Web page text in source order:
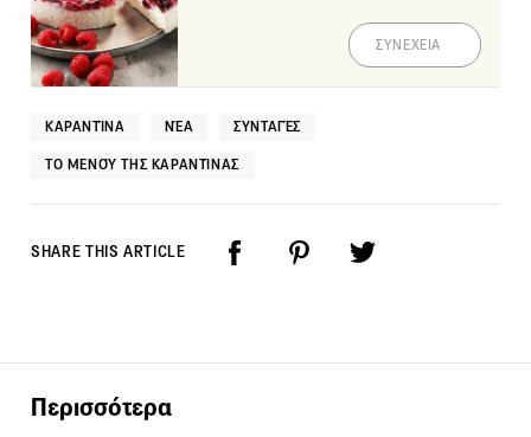
ΣΥΝΕΧΕΙΑ
ΚΑΡΑΝΤΊΝΑ ΝΈΑ ΣΥΝΤΑΓΈΣ
ΤΟ ΜΕΝΟΎ ΤΗΣ ΚΑΡΑΝΤΊΝΑΣ
SHARE THIS ARTICLE
Περισσότερα